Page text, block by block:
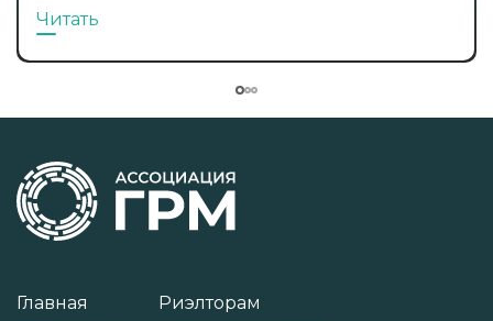
Читать
Главная
Риэлторам